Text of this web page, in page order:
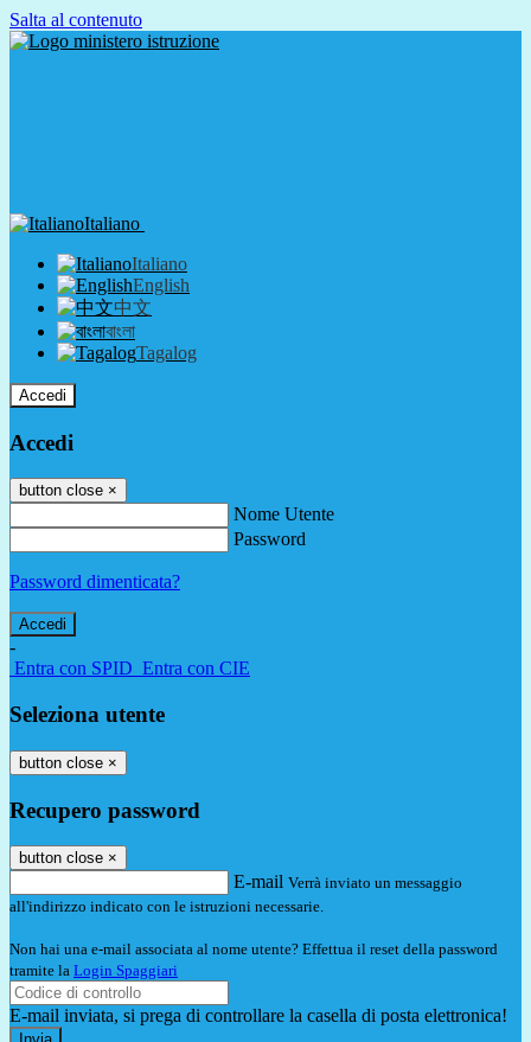
Salta al contenuto
Italiano
Italiano
English
中文
বাংলা
Tagalog
Accedi
Accedi
button close ×
Nome Utente
Password
Password dimenticata?
-
Entra con SPID Entra con CIE
Seleziona utente
button close ×
Recupero password
button close ×
E-mail Verrà inviato un messaggio
all'indirizzo indicato con le istruzioni necessarie.
Non hai una e-mail associata al nome utente? Effettua il reset della password
tramite la Login Spaggiari
E-mail inviata, si prega di controllare la casella di posta elettronica!